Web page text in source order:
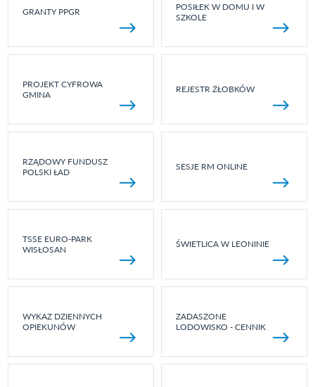
GRANTY PPGR
POSIŁEK W DOMU I W
SZKOLE
PROJEKT CYFROWA
GMINA
REJESTR ŻŁOBKÓW
RZĄDOWY FUNDUSZ
POLSKI ŁAD
SESJE RM ONLINE
TSSE EURO-PARK
WISŁOSAN
ŚWIETLICA W LEONINIE
WYKAZ DZIENNYCH
OPIEKUNÓW
ZADASZONE
LODOWISKO - CENNIK